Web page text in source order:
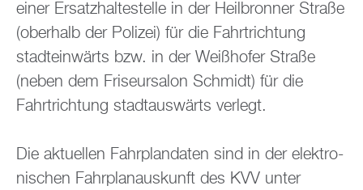
einer Er­satz­hal­te­stel­le in der Heil­bron­ner Stra­ße
(ober­halb der Po­li­zei) für die Fahrt­rich­tung
stadt­ein­wärts bzw. in der Wei­ßho­fer Stra­ße
(neben dem Fri­seur­sa­lon Schmidt) für die
Fahrt­rich­tung stadt­aus­wärts ver­legt.
Die ak­tu­el­len Fahr­plan­da­ten sind in der elek­tro­
ni­schen Fahr­plan­aus­kunft des KVV unter